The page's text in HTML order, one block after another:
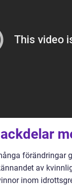
förändringar
av
inom